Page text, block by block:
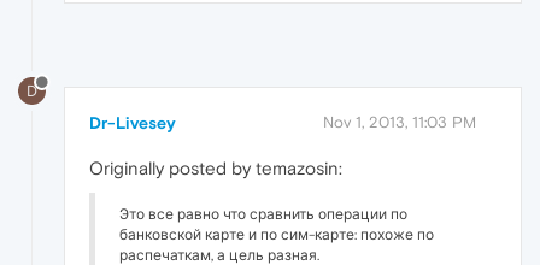
D
Dr-Livesey Nov 1, 2013, 11:03 PM
Originally posted by temazosin:
Это все равно что сравнить операции по
банковской карте и по сим-карте: похоже по
распечаткам, а цель разная.